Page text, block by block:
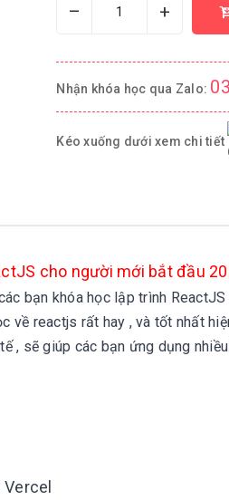
– +
Nhận khóa học qua Zalo:
Kéo xuống dưới xem chi tiết
cho người mới bắt đầu
bạn khóa học lập trình
về reactjs rất hay , và tốt nhất
, sẽ giúp các bạn ứng dụng